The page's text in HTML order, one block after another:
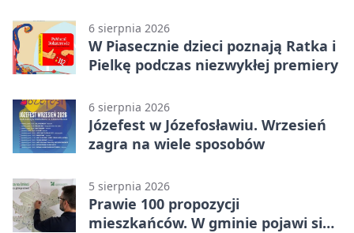
6 sierpnia 2026
W Piasecznie dzieci poznają Ratka i
Pielkę podczas niezwykłej premiery
6 sierpnia 2026
Józefest w Józefosławiu. Wrzesień
zagra na wiele sposobów
5 sierpnia 2026
Prawie 100 propozycji
mieszkańców. W gminie pojawi się